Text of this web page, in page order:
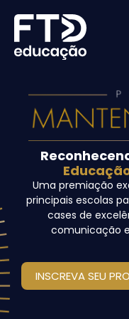
Uma premiação
principais escolas
cases de
comunicação
INSCREVA SEU